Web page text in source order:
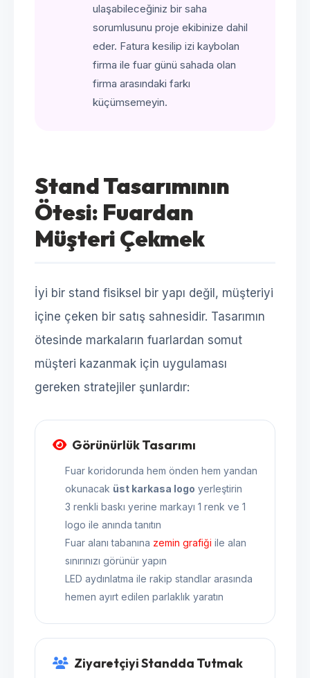
ulaşabileceğiniz bir saha
sorumlusunu proje ekibinize dahil
eder. Fatura kesilip izi kaybolan
firma ile fuar günü sahada olan
firma arasındaki farkı
küçümsemeyin.
Stand Tasarımının
Ötesi: Fuardan
Müşteri Çekmek
İyi bir stand fisiksel bir yapı değil, müşteriyi
içine çeken bir satış sahnesidir. Tasarımın
ötesinde markaların fuarlardan somut
müşteri kazanmak için uygulaması
gereken stratejiler şunlardır:
Görünürlük Tasarımı
Fuar koridorunda hem önden hem yandan
okunacak üst karkasa logo yerleştirin
3 renkli baskı yerine markayı 1 renk ve 1
logo ile anında tanıtın
Fuar alanı tabanına zemin grafiği ile alan
sınırınızı görünür yapın
LED aydınlatma ile rakip standlar arasında
hemen ayırt edilen parlaklık yaratın
Ziyaretçiyi Standda Tutmak